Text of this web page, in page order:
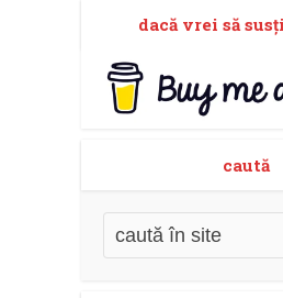
dacă vrei să
caută